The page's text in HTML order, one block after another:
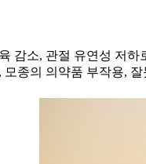
감소, 관절 유연성 저
종의 의약품 부작용,